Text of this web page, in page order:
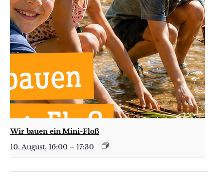
Wir bauen ein Mini-Floß
10. August, 16:00 – 17:30